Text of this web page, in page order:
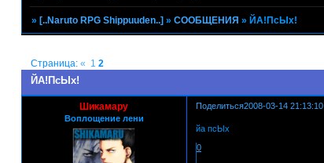
» [..Naruto RPG Shippuuden..] » СООБЩЕНИЯ » ЙА!ПсЫх!
ЙА!ПсЫх!
Страница: « 1 2
Поделиться2008-03-14 21:13:10
Шикамару
Воплощение лени
йа псЫх
0